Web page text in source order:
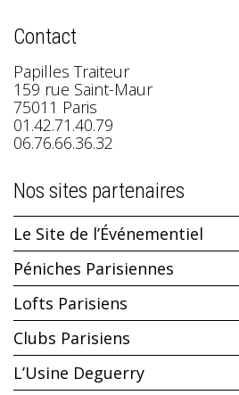
Contact
Papilles Traiteur
159 rue Saint-Maur
75011 Paris
01.42.71.40.79
06.76.66.36.32
Nos sites partenaires
Le Site de l’Événementiel
Péniches Parisiennes
Lofts Parisiens
Clubs Parisiens
L’Usine Deguerry